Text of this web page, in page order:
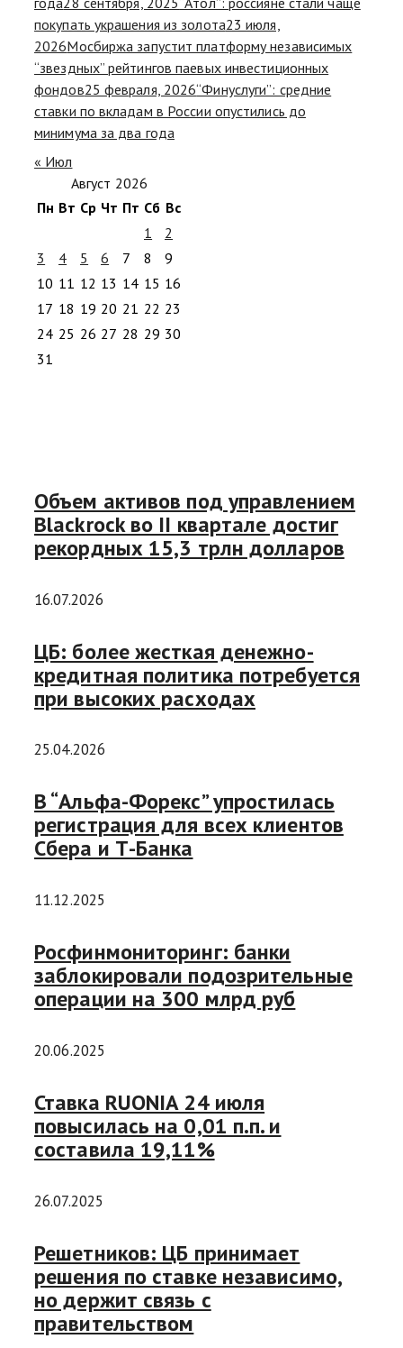
покупать украшения из золота23 июля,
2026Мосбиржа запустит платформу независимых
“звездных” рейтингов паевых инвестиционных
фондов25 февраля, 2026“Финуслуги”: средние
ставки по вкладам в России опустились до
минимума за два года
« Июл
Август 2026
Пн Вт Ср Чт Пт Сб Вс
1
2
3
4 5 6 7 8
9
10 11 12 13 14 15 16
17 18 19 20 21 22 23
24 25 26 27 28 29 30
31
Объем активов под управлением
Blackrock во II квартале достиг
рекордных 15,3 трлн долларов
16.07.2026
ЦБ: более жесткая денежно-
кредитная политика потребуется
при высоких расходах
25.04.2026
В “Альфа-Форекс” упростилась
регистрация для всех клиентов
Сбера и Т-Банка
11.12.2025
Росфинмониторинг: банки
заблокировали подозрительные
операции на 300 млрд руб
20.06.2025
Ставка RUONIA 24 июля
повысилась на 0,01 п.п. и
составила 19,11%
26.07.2025
Решетников: ЦБ принимает
решения по ставке независимо,
но держит связь с
правительством